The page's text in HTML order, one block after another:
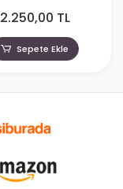
2.250,00 TL
Sepete Ekle